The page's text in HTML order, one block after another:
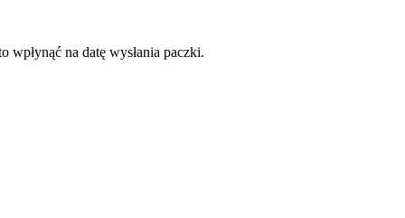
wpłynąć na datę wysłania paczki.